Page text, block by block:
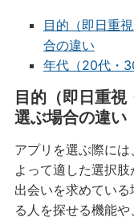
目的（即日重
合の違い
年代（20代・
目的（即日重
選ぶ場合の違い
アプリを選ぶ際に
よって適した選択
出会いを求めてい
る人を探せる機能